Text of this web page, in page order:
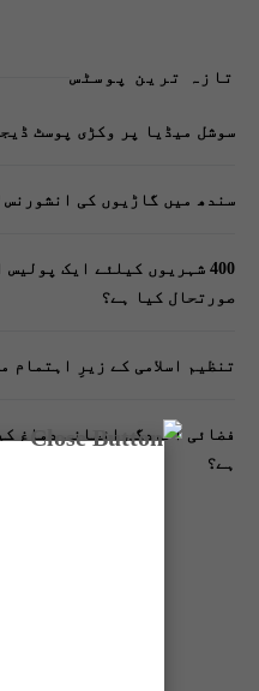
تازہ ترین پوسٹس
سوشل میڈیا پر وکڑی پوسٹ
سندھ میں گاڑیوں کی انشورنس
400 شہریوں کیلئے ایک
صورتحال کیا ہے؟
تنظیم اسلامی کے زیرِ اہتمام
فضائی آلودگی انسانی دماغ
ہے؟